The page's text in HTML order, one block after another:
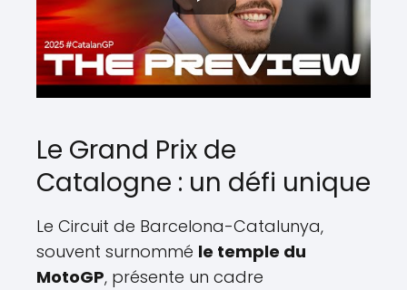
Le Grand Prix de
Catalogne : un défi unique
Le Circuit de Barcelona-Catalunya,
souvent surnommé le temple du
MotoGP, présente un cadre